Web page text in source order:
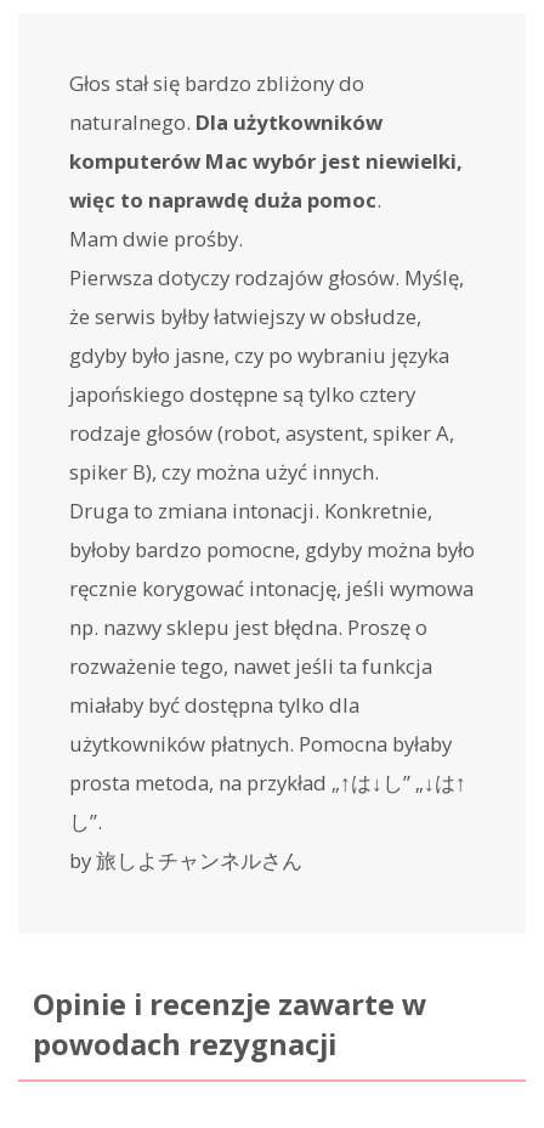
Głos stał się bardzo zbliżony do
naturalnego. Dla użytkowników
komputerów Mac wybór jest niewielki,
więc to naprawdę duża pomoc.
Mam dwie prośby.
Pierwsza dotyczy rodzajów głosów. Myślę,
że serwis byłby łatwiejszy w obsłudze,
gdyby było jasne, czy po wybraniu języka
japońskiego dostępne są tylko cztery
rodzaje głosów (robot, asystent, spiker A,
spiker B), czy można użyć innych.
Druga to zmiana intonacji. Konkretnie,
byłoby bardzo pomocne, gdyby można było
ręcznie korygować intonację, jeśli wymowa
np. nazwy sklepu jest błędna. Proszę o
rozważenie tego, nawet jeśli ta funkcja
miałaby być dostępna tylko dla
użytkowników płatnych. Pomocna byłaby
prosta metoda, na przykład „↑は↓し” „↓は↑
し”.
by 旅しよチャンネルさん
Opinie i recenzje zawarte w
powodach rezygnacji